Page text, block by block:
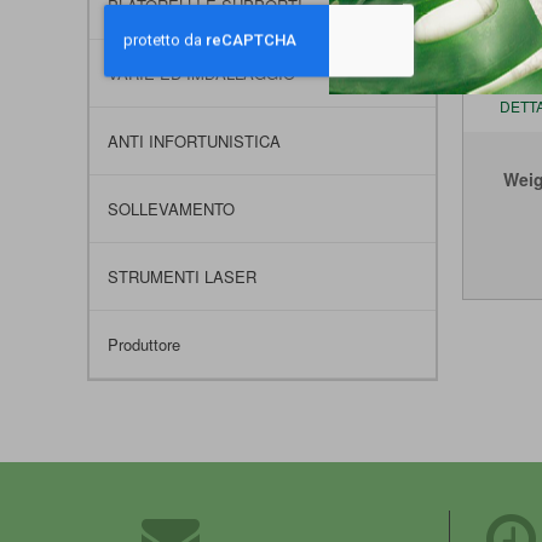
PLATORELLI E SUPPORTI
VARIE ED IMBALLAGGIO
ANTI INFORTUNISTICA
SOLLEVAMENTO
STRUMENTI LASER
Produttore